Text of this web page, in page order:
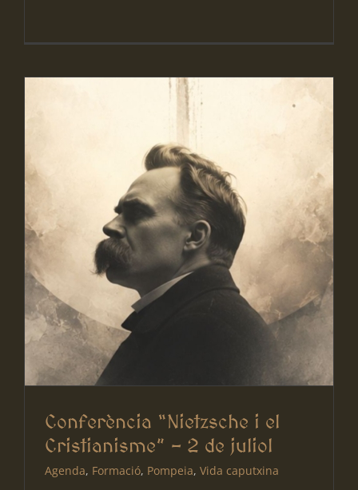
Conferència “Nietzsche i el
Cristianisme” – 2 de juliol
Agenda, Formació, Pompeia, Vida caputxina